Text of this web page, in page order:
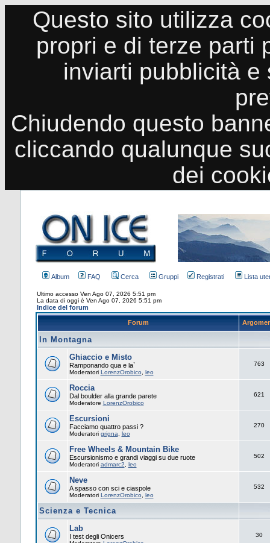
Questo sito utilizza
propri e di terze parti
inviarti pubblicità
Chiudendo questo
cliccando qualunque
dei
Album FAQ Cerca Gruppi Registrati Lista
Ultimo accesso Ven Ago 07, 2026 5:51 pm
La data di oggi è Ven Ago 07, 2026 5:51 pm
Indice del forum
Forum
In Montagna
Ghiaccio e Misto
Ramponando qua e la`
Moderatori LorenzOrobico leo
763
Roccia
Dal boulder alla grande parete
Moderatore LorenzOrobico
621
Escursioni
Facciamo quattro passi ?
Moderatori grigna leo
270
Free Wheels & Mountain Bike
Escursionismo e grandi viaggi su due ruote
Moderatori admarc2 leo
502
Neve
A spasso con sci e ciaspole
Moderatori LorenzOrobico leo
532
Scienza e Tecnica
Lab
I test degli Onicers 30